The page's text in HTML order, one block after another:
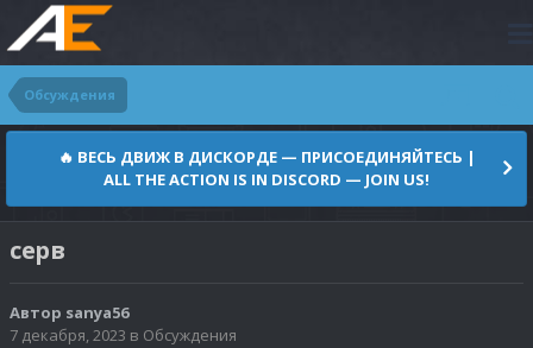
Обсуждения
🔥 ВЕСЬ ДВИЖ В ДИСКОРДЕ — ПРИСОЕДИНЯЙТЕСЬ |
ALL THE ACTION IS IN DISCORD — JOIN US!
серв
Автор sanya56
7 декабря, 2023 в Обсуждения